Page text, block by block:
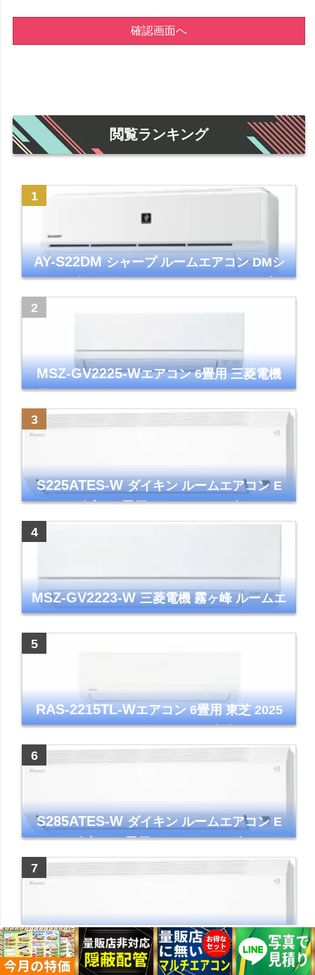
確認画面へ
閲覧ランキング
AY-S22DMシャープ ルームエアコン DMシ
リーズ 主に6畳 ホワイト 2024年モデル プラ
MSZ-GV2225-Wエアコン 6畳用 三菱電機
霧ヶ峰 2025年モデル GVシリーズ ピュアホ
ワイト 清潔 除湿 単相100V
S225ATES-Wダイキン ルームエアコン E
シリーズ 主に6畳用 ホワイト 2025年モデル
MSZ-GV2223-W三菱電機 霧ヶ峰 ルームエ
アコン GVシリーズ おもに6畳用 ピュアホワ
RAS-2215TL-Wエアコン 6畳用 東芝 2025
年モデル TLシリーズ ホワイト 壁掛け クーラ
ー コンパクト 清潔
S285ATES-Wダイキン ルームエアコン E
シリーズ 主に10畳用 ホワイト 2025年モデル
コンパクトモデル ストリーマ
S565ATEP-Wダイキン ルームエアコン E
シリーズ 主に18畳用 ホワイト 2025年モデル